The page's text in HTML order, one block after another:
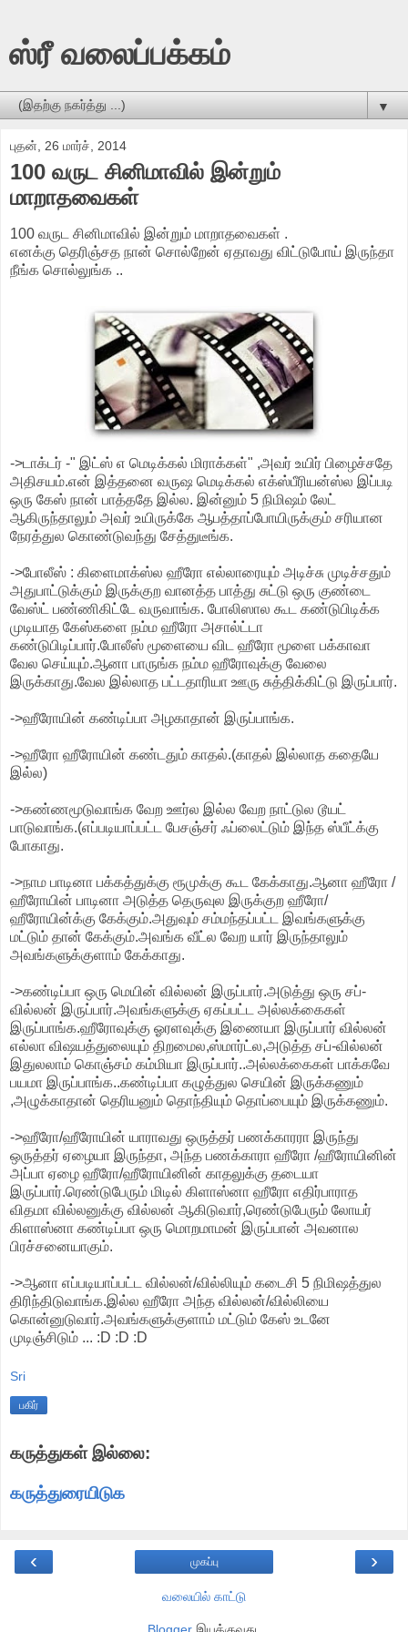
ஸ்ரீ வலைப்பக்கம்
▼
புதன், 26 மார்ச், 2014
100 வருட சினிமாவில் இன்றும்
மாறாதவைகள்
100 வருட சினிமாவில் இன்றும் மாறாதவைகள் .
எனக்கு தெரிஞ்சத நான் சொல்றேன் ஏதாவது விட்டுபோய் இருந்தா
நீங்க சொல்லுங்க ..
->டாக்டர் -" இட்ஸ் எ மெடிக்கல் மிராக்கள்" ,அவர் உயிர் பிழைச்சதே
அதிசயம்.என் இத்தனை வருஷ மெடிக்கல் எக்ஸ்பீரியன்ஸ்ல இப்படி
ஒரு கேஸ் நான் பாத்ததே இல்ல. இன்னும் 5 நிமிஷம் லேட்
ஆகிருந்தாலும் அவர் உயிருக்கே ஆபத்தாப்போயிருக்கும் சரியான
நேரத்துல கொண்டுவந்து சேத்துடீங்க.
->போலீஸ் : கிளைமாக்ஸ்ல ஹீரோ எல்லாரையும் அடிச்சு முடிச்சதும்
அதுபாட்டுக்கும் இருக்குற வானத்த பாத்து சுட்டு ஒரு குண்டை
வேஸ்ட் பண்ணிகிட்டே வருவாங்க. போலிஸால கூட கண்டுபிடிக்க
முடியாத கேஸ்களை நம்ம ஹீரோ அசால்ட்டா
கண்டுபிடிப்பார்.போலீஸ் மூளையை விட ஹீரோ மூளை பக்காவா
வேல செய்யும்.ஆனா பாருங்க நம்ம ஹீரோவுக்கு வேலை
இருக்காது.வேல இல்லாத பட்டதாரியா ஊரு சுத்திக்கிட்டு இருப்பார்.
->ஹீரோயின் கண்டிப்பா அழகாதான் இருப்பாங்க.
->ஹீரோ ஹீரோயின் கண்டதும் காதல்.(காதல் இல்லாத கதையே
இல்ல)
->கண்ணமூடுவாங்க வேற ஊர்ல இல்ல வேற நாட்டுல டூயட்
பாடுவாங்க.(எப்படியாப்பட்ட பேசஞ்சர் ஃப்லைட்டும் இந்த ஸ்பீட்க்கு
போகாது.
->நாம பாடினா பக்கத்துக்கு ரூமுக்கு கூட கேக்காது.ஆனா ஹீரோ /
ஹீரோயின் பாடினா அடுத்த தெருவுல இருக்குற ஹீரோ/
ஹீரோயின்க்கு கேக்கும்.அதுவும் சம்மந்தப்பட்ட இவங்களுக்கு
மட்டும் தான் கேக்கும்.அவங்க வீட்ல வேற யார் இருந்தாலும்
அவங்களுக்குளாம் கேக்காது.
->கண்டிப்பா ஒரு மெயின் வில்லன் இருப்பார்.அடுத்து ஒரு சப்-
வில்லன் இருப்பார்.அவங்களுக்கு ஏகப்பட்ட அல்லக்கைகள்
இருப்பாங்க.ஹீரோவுக்கு ஓரளவுக்கு இணையா இருப்பார் வில்லன்
எல்லா விஷயத்துலையும் திறமைல,ஸ்மார்ட்ல,அடுத்த சப்-வில்லன்
இதுலலாம் கொஞ்சம் கம்மியா இருப்பார்..அல்லக்கைகள் பாக்கவே
பயமா இருப்பாங்க..கண்டிப்பா கழுத்துல செயின் இருக்கணும்
,அழுக்காதான் தெரியனும் தொந்தியும் தொப்பையும் இருக்கணும்.
->ஹீரோ/ஹீரோயின் யாராவது ஒருத்தர் பணக்காரரா இருந்து
ஒருத்தர் ஏழையா இருந்தா, அந்த பணக்காரா ஹீரோ /ஹீரோயினின்
அப்பா ஏழை ஹீரோ/ஹீரோயினின் காதலுக்கு தடையா
இருப்பார்.ரெண்டுபேரும் மிடில் கிளாஸ்னா ஹீரோ எதிர்பாராத
விதமா வில்லனுக்கு வில்லன் ஆகிடுவார்,ரெண்டுபேரும் லோயர்
கிளாஸ்னா கண்டிப்பா ஒரு மொறமாமன் இருப்பான் அவனால
பிரச்சனையாகும்.
->ஆனா எப்படியாப்பட்ட வில்லன்/வில்லியும் கடைசி 5 நிமிஷத்துல
திரிந்திடுவாங்க.இல்ல ஹீரோ அந்த வில்லன்/வில்லியை
கொன்னுடுவார்.அவங்களுக்குளாம் மட்டும் கேஸ் உடனே
முடிஞ்சிடும் ... :D :D :D
Sri
பகிர்
கருத்துகள் இல்லை:
கருத்துரையிடுக
‹ ›
முகப்பு
வலையில் காட்டு